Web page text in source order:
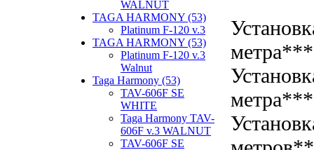
WALNUT
TAGA HARMONY (53)
Platinum F-120 v.3
TAGA HARMONY (53)
Platinum F-120 v.3
Walnut
Taga Harmony (53)
TAV-606F SE
WHITE
Taga Harmony TAV-
606F v.3 WALNUT
TAV-606F SE
метра***
метра***